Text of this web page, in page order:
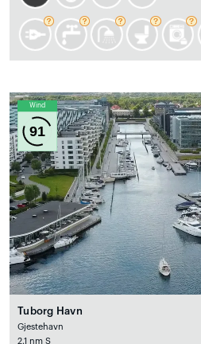
Wind
91
Tuborg Havn
Gjestehavn
2.1 nm S